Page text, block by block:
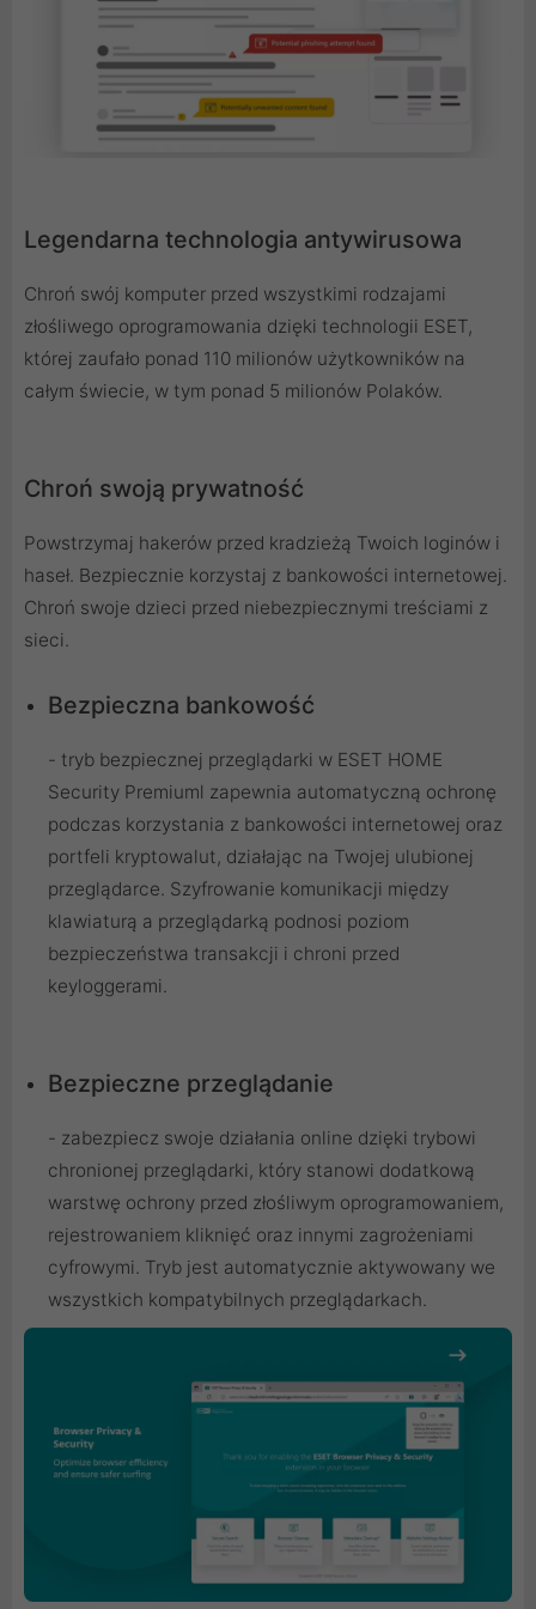
Legendarna technologia antywirusowa
Chroń swój komputer przed wszystkimi rodzajami
złośliwego oprogramowania dzięki technologii ESET,
której zaufało ponad 110 milionów użytkowników na
całym świecie, w tym ponad 5 milionów Polaków.
Chroń swoją prywatność
Powstrzymaj hakerów przed kradzieżą Twoich loginów i
haseł. Bezpiecznie korzystaj z bankowości internetowej.
Chroń swoje dzieci przed niebezpiecznymi treściami z
sieci.
Bezpieczna bankowość
- tryb bezpiecznej przeglądarki w ESET HOME
Security Premiuml zapewnia automatyczną ochronę
podczas korzystania z bankowości internetowej oraz
portfeli kryptowalut, działając na Twojej ulubionej
przeglądarce. Szyfrowanie komunikacji między
klawiaturą a przeglądarką podnosi poziom
bezpieczeństwa transakcji i chroni przed
keyloggerami.
Bezpieczne przeglądanie
- zabezpiecz swoje działania online dzięki trybowi
chronionej przeglądarki, który stanowi dodatkową
warstwę ochrony przed złośliwym oprogramowaniem,
rejestrowaniem kliknięć oraz innymi zagrożeniami
cyfrowymi. Tryb jest automatycznie aktywowany we
wszystkich kompatybilnych przeglądarkach.